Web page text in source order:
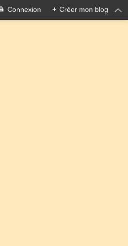
Connexion + Créer mon blog